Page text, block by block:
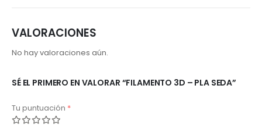
VALORACIONES
No hay valoraciones aún.
SÉ EL PRIMERO EN VALORAR “FILAMENTO 3D – PLA SEDA”
Tu puntuación *